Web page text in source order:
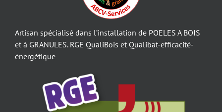
Artisan spécialisé dans l’installation de POELES A BOIS
et à GRANULES. RGE QualiBois et Qualibat-efficacité-
énergétique